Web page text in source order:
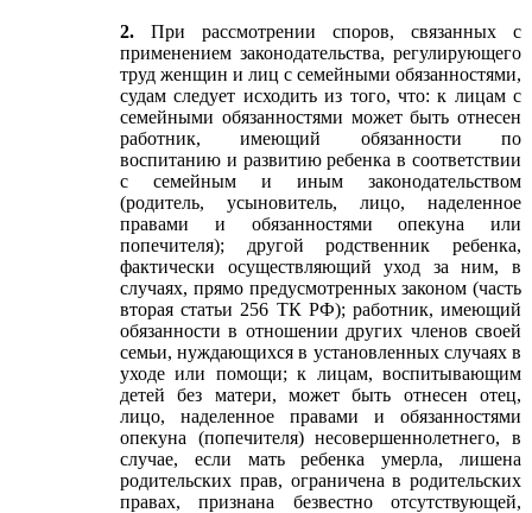
2. При рассмотрении споров, связанных с
применением законодательства, регулирующего
труд женщин и лиц с семейными обязанностями,
судам следует исходить из того, что: к лицам с
семейными обязанностями может быть отнесен
работник, имеющий обязанности по
воспитанию и развитию ребенка в соответствии
с семейным и иным законодательством
(родитель, усыновитель, лицо, наделенное
правами и обязанностями опекуна или
попечителя); другой родственник ребенка,
фактически осуществляющий уход за ним, в
случаях, прямо предусмотренных законом (часть
вторая статьи 256 ТК РФ); работник, имеющий
обязанности в отношении других членов своей
семьи, нуждающихся в установленных случаях в
уходе или помощи; к лицам, воспитывающим
детей без матери, может быть отнесен отец,
лицо, наделенное правами и обязанностями
опекуна (попечителя) несовершеннолетнего, в
случае, если мать ребенка умерла, лишена
родительских прав, ограничена в родительских
правах, признана безвестно отсутствующей,